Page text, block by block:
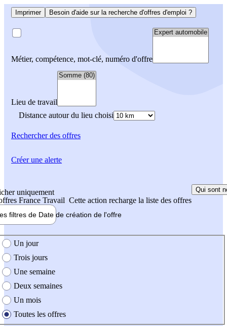
Imprimer Besoin d'aide sur la recherche d'offres d'emploi ?
Métier, compétence, mot-clé, numéro d'offre
Lieu de travail
Distance autour du lieu choisi
Rechercherdes offres
uniquement
France Travail Cette action recharge la liste des offres
Qui sont
filtres de Date de création de l'offre
création de l'offre
Un jour
Trois jours
Une semaine
Deux semaines
Un mois
Toutes les offres
Créer une alerte